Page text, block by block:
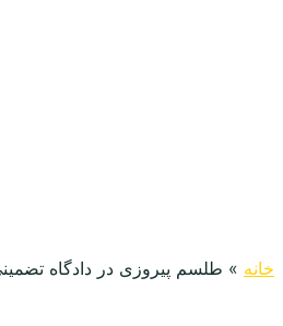
خانه » طلسم پیروزی در دادگاه تضمینی و فوری